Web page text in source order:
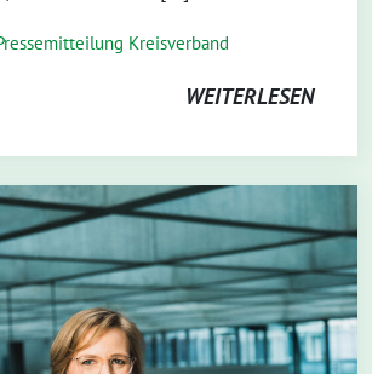
Kreisverband
WEITERLESEN